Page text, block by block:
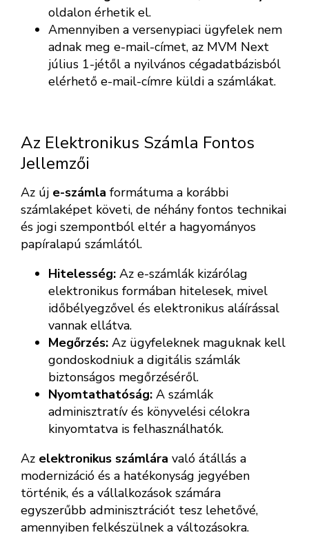
oldalon érhetik el.
Amennyiben a versenypiaci ügyfelek nem
adnak meg e-mail-címet, az MVM Next
július 1-jétől a nyilvános cégadatbázisból
elérhető e-mail-címre küldi a számlákat.
Az Elektronikus Számla Fontos
Jellemzői
Az új e-számla formátuma a korábbi
számlaképet követi, de néhány fontos technikai
és jogi szempontból eltér a hagyományos
papíralapú számlától.
Hitelesség: Az e-számlák kizárólag
elektronikus formában hitelesek, mivel
időbélyegzővel és elektronikus aláírással
vannak ellátva.
Megőrzés: Az ügyfeleknek maguknak kell
gondoskodniuk a digitális számlák
biztonságos megőrzéséről.
Nyomtathatóság: A számlák
adminisztratív és könyvelési célokra
kinyomtatva is felhasználhatók.
Az elektronikus számlára való átállás a
modernizáció és a hatékonyság jegyében
történik, és a vállalkozások számára
egyszerűbb adminisztrációt tesz lehetővé,
amennyiben felkészülnek a változásokra.